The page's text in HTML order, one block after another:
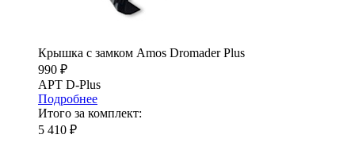
Крышка с замком Amos Dromader Plus
990 ₽
АРТ D-Plus
Подробнее
Итого за комплект:
5 410 ₽